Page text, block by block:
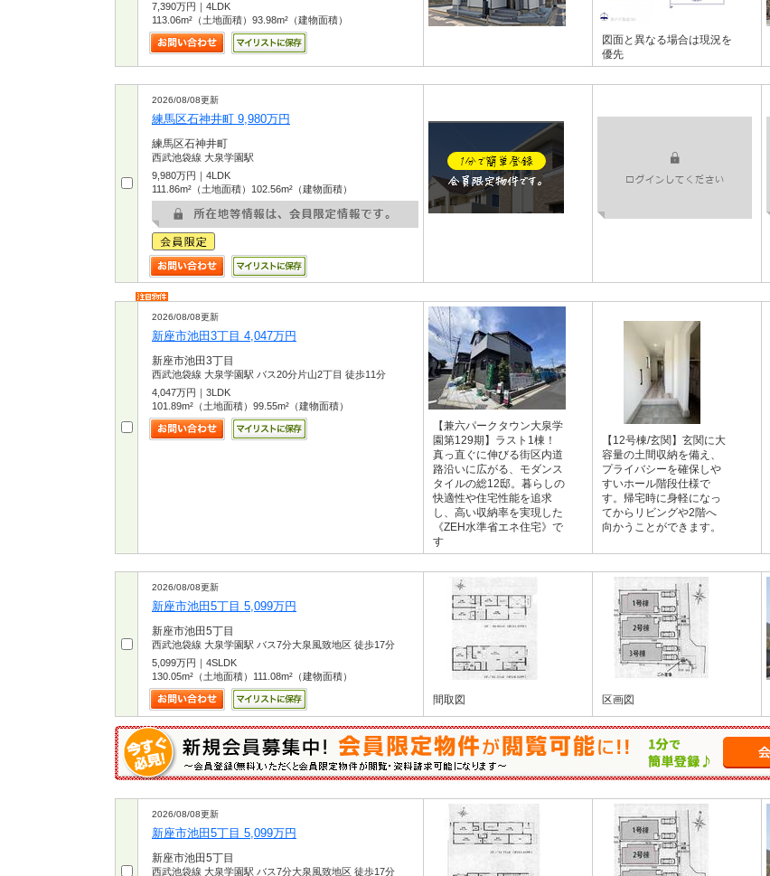
7,390万円｜4LDK
113.06m²（土地面積）93.98m²（建物面積）
図面と異なる場合は現況を
優先
2026/08/08更新
練馬区石神井町 9,980万円
練馬区石神井町
西武池袋線 大泉学園駅
9,980万円｜4LDK
111.86m²（土地面積）102.56m²（建物面積）
2026/08/08更新
新座市池田3丁目 4,047万円
新座市池田3丁目
西武池袋線 大泉学園駅 バス20分片山2丁目 徒歩11分
4,047万円｜3LDK
101.89m²（土地面積）99.55m²（建物面積）
【兼六パークタウン大泉学
園第129期】ラスト1棟！
真っ直ぐに伸びる街区内道
路沿いに広がる、モダンス
タイルの総12邸。暮らしの
快適性や住宅性能を追求
し、高い収納率を実現した
《ZEH水準省エネ住宅》で
す
【12号棟/玄関】玄関に大
容量の土間収納を備え、
プライバシーを確保しや
すいホール階段仕様で
す。帰宅時に身軽になっ
てからリビングや2階へ
向かうことができます。
2026/08/08更新
新座市池田5丁目 5,099万円
新座市池田5丁目
西武池袋線 大泉学園駅 バス7分大泉風致地区 徒歩17分
5,099万円｜4SLDK
130.05m²（土地面積）111.08m²（建物面積）
間取図 区画図
2026/08/08更新
新座市池田5丁目 5,099万円
新座市池田5丁目
西武池袋線 大泉学園駅 バス7分大泉風致地区 徒歩17分